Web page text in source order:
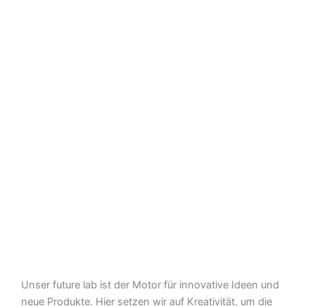
Unser future lab ist der Motor für innovative Ideen und
neue Produkte. Hier setzen wir auf Kreativität, um die